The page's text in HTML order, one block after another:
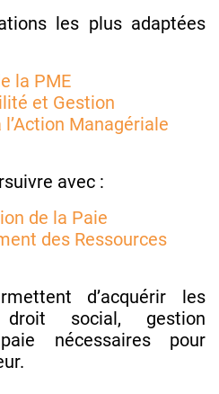
les plus adaptées
la PME
et Gestion
l’Action Managériale
avec :
de la Paie
des Ressources
d’acquérir les
social, gestion
nécessaires pour